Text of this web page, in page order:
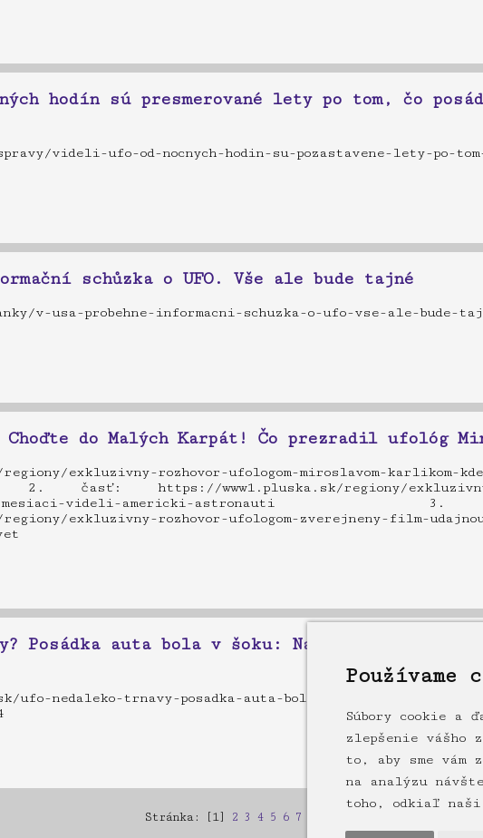
Používame
Súbory cookie a
zlepšenie vášho
to, aby sme vám
na analýzu
toho, odkiaľ
hodín sú presmerované lety po tom, čo
videli-ufo-od-nocnych-hodin-su-pozastavene-lety-po-
schůzka o UFO. Vše ale bude tajné
v-usa-probehne-informacni-schuzka-o-ufo-vse-ale-bude-
Choďte do Malých Karpát! Čo prezradil ufológ
exkluzivny-rozhovor-ufologom-miroslavom-karlikom-
2. časť: https://www1.pluska.sk/regiony/exkluzivny-
co-mesiaci-videli-americki-
exkluzivny-rozhovor-ufologom-zverejneny-film-
Posádka auta bola v šoku: Nad hlavami im
ufo-nedaleko-trnavy-posadka-auta-bola-v-soku-nad-hlavami-
Stránka: [1] 2 3 4 5 6 7